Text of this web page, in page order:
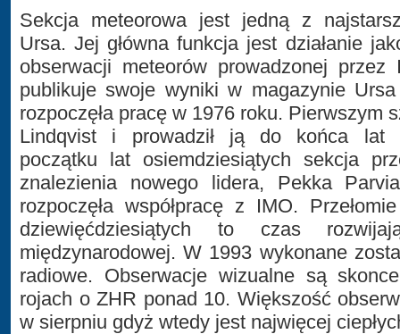
Sekcja meteorowa jest jedną z
Ursa. Jej główna funkcja jest działanie
obserwacji meteorów prowadzonej przez
publikuje swoje wyniki w magazynie
rozpoczęła pracę w 1976 roku. Pierwszym
Lindqvist i prowadził ją do końca lat
początku lat osiemdziesiątych sekcja
znalezienia nowego lidera, Pekka
rozpoczęła współpracę z IMO.
dziewięćdziesiątych to czas
międzynarodowej. W 1993 wykonane
radiowe. Obserwacje wizualne są
rojach o ZHR ponad 10. Większość
w sierpniu gdyż wtedy jest najwięcej